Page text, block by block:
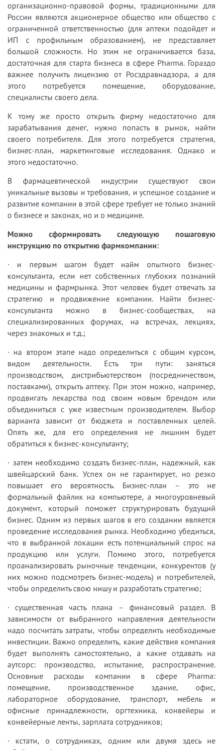
организационно-правовой формы, традиционными для
России являются акционерное общество или общество с
ограниченной ответственностью (для аптеки подойдет и
ИП с профильным образованием), не представляет
большой сложности. Но этим не ограничивается база,
достаточная для старта бизнеса в сфере Pharma. Гораздо
важнее получить лицензию от Росздравнадзора, а для
этого потребуется помещение, оборудование,
специалисты своего дела.
К тому же просто открыть фирму недостаточно для
зарабатывания денег, нужно попасть в рынок, найти
своего потребителя. Для этого потребуется стратегия,
бизнес-план, маркетинговые исследования. Однако и
этого недостаточно.
В фармацевтической индустрии существуют свои
уникальные вызовы и требования, и успешное создание и
развитие компании в этой сфере требует не только знаний
о бизнесе и законах, но и о медицине.
Можно сформировать следующую пошаговую
инструкцию по открытию фармкомпании:
· и первым шагом будет найм опытного бизнес-
консультанта, если нет собственных глубоких познаний
медицины и фармрынка. Этот человек будет отвечать за
стратегию и продвижение компании. Найти бизнес-
консультанта можно в бизнес-сообществах, на
специализированных форумах, на встречах, лекциях,
через знакомых и т.д.;
· на втором этапе надо определиться с общим курсом,
видом деятельности. Есть три пути: заняться
производством, дистрибьютерством (посредничеством,
поставками), открыть аптеку. При этом можно, например,
продвигать лекарства под своим новым брендом или
объединиться с уже известным производителем. Выбор
варианта зависит от бюджета и поставленных целей.
Опять же, для его определения не лишним будет
обратиться к бизнес-консультанту;
· затем необходимо создать бизнес-план, надежный, как
швейцарский банк. Успех он не гарантирует, но резко
повышает его вероятность. Бизнес-план – это не
формальный файлик на компьютере, а многоуровневый
документ, который поможет структурировать будущий
бизнес. Одним из первых шагов в его создании является
проведение исследования рынка. Необходимо убедиться,
что в выбранной локации есть потенциальный спрос на
продукцию или услуги. Помимо этого, потребуется
проанализировать рыночные тенденции, конкурентов (у
них можно подсмотреть бизнес-модель) и потребителей,
чтобы определить свою нишу и разработать стратегию;
· существенная часть плана – финансовый раздел. В
зависимости от выбранного направления деятельности
надо посчитать затраты, чтобы определить необходимые
инвестиции. Важно определить, какие действия компания
будет выполнять самостоятельно, а какие отдавать на
аутсорс: производство, испытание, распространение.
Основные расходы компании в сфере Pharma:
помещение, производственное здание, офис,
лабораторное оборудование, транспорт, мебель и
офисные принадлежности, оргтехника, конвейеры и
конвейерные ленты, зарплата сотрудников;
· кстати, о сотрудниках, одним или двумя здесь не